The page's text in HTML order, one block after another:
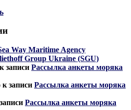
Way Maritime Agency
Group Ukraine (SGU)
к записи Рассылка анкеты моряка
к записи Рассылка анкеты моряка
Рассылка анкеты моряка